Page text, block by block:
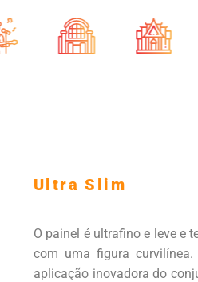
Ultra Slim
O painel é ultrafino e leve e
com uma figura
aplicação inovadora do